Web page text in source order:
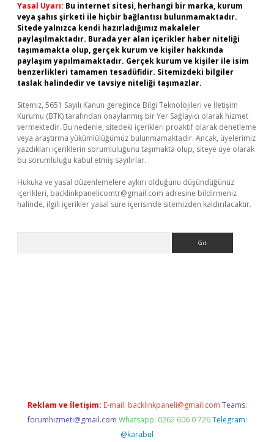
Yasal Uyarı: Bu internet sitesi, herhangi bir marka, kurum
veya şahıs şirketi ile hiçbir bağlantısı bulunmamaktadır.
Sitede yalnızca kendi hazırladığımız makaleler
paylaşılmaktadır. Burada yer alan içerikler haber niteliği
taşımamakta olup, gerçek kurum ve kişiler hakkında
paylaşım yapılmamaktadır. Gerçek kurum ve kişiler ile isim
benzerlikleri tamamen tesadüfidir. Sitemizdeki bilgiler
taslak halindedir ve tavsiye niteliği taşımazlar.
Sitemiz, 5651 Sayılı Kanun gereğince Bilgi Teknolojileri ve İletişim
Kurumu (BTK) tarafından onaylanmış bir Yer Sağlayıcı olarak hizmet
vermektedir. Bu nedenle, sitedeki içerikleri proaktif olarak denetleme
veya araştırma yükümlülüğümüz bulunmamaktadır. Ancak, üyelerimiz
yazdıkları içeriklerin sorumluluğunu taşımakta olup, siteye üye olarak
bu sorumluluğu kabul etmiş sayılırlar.
Hukuka ve yasal düzenlemelere aykırı olduğunu düşündüğünüz
içerikleri, backlinkpanelicomtr@gmail.com adresine bildirmeniz
halinde, ilgili içerikler yasal süre içerisinde sitemizden kaldırılacaktır.
Reklam ve İletişim: E-mail: backlinkpaneli@gmail.com Teams:
forumhizmeti@gmail.com Whatsapp: 0262 606 0 726 Telegram:
@karabul